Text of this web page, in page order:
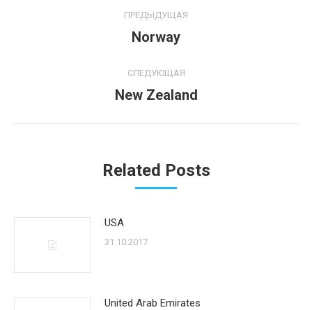
ПРЕДЫДУЩАЯ
Предыдущая
Norway
СЛЕДУЮЩАЯ
Следующая
New Zealand
Related Posts
USA
31.10.2017
United Arab Emirates